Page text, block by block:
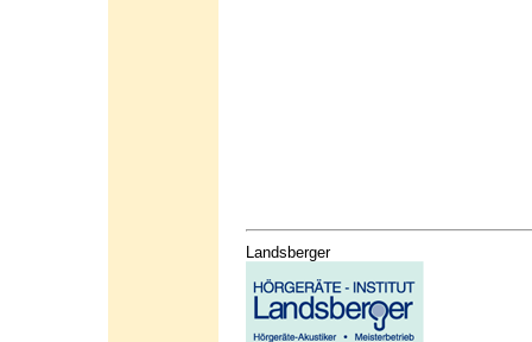
Landsberger